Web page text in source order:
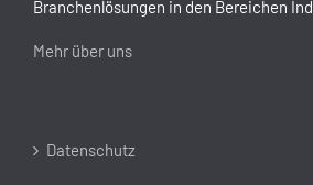
Branchenlösungen in den Bereichen
Mehr über uns
Datenschutz